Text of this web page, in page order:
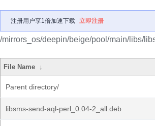
注册用户享1倍加速下载 立即注册
/mirrors_os/deepin/beige/pool/main/libs/
File Name ↓
Parent directory/
libsms-send-aql-perl_0.04-2_all.deb